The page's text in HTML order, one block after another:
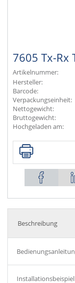
7605 Tx-Rx
Artikelnummer:
Hersteller:
Barcode:
Verpackungseinheit:
Nettogewicht:
Bruttogewicht:
Hochgeladen am:
Beschreibung
Installationsbeispiel